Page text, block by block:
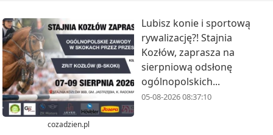
cozadzien.pl
Lubisz konie i sportową
rywalizację?! Stajnia
Kozłów, zaprasza na
sierpniową odsłonę
ogólnopolskich...
05-08-2026 08:37:10